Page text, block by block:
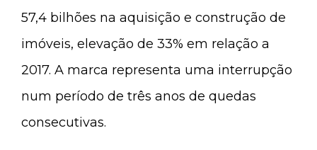
57,4 bilhões na aquisição e construção de
imóveis, elevação de 33% em relação a
2017. A marca representa uma interrupção
num período de três anos de quedas
consecutivas.